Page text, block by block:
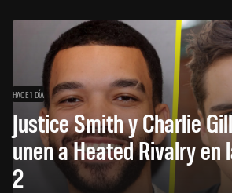
HACE 1 DÍA
Justice Smith y Charlie
unen a Heated Rivalry en
2